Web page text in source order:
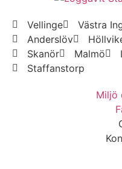
Vellinge Västra
Anderslöv
Skanör
Malmö
Staffanstorp
Miljö